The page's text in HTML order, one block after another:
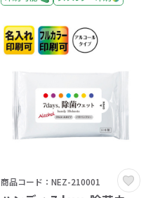
商品コード：NEZ-210001